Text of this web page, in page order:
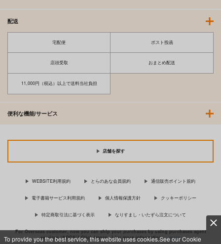
To provide you the best service, this website uses cookies.See our Cookie
配送
宅配便 ポスト投函
店頭受取 おまとめ配送
11,000円（税込）以上で送料当社負担
便利な機能/サービス
店舗を探す
WEBSITE利用規約 とらのあな会員規約 通信販売ポイント規約
電子書籍サービス利用規約 個人情報保護方針 クッキーポリシー
特定商取引法に基づく表示 なりすまし・いたずら注文について
For Overseas customer, now you can ship your purchases by using purchases agent
services “AOCS”! Click {more…} for more information …more